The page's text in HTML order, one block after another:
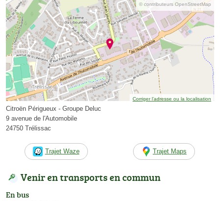
© contributeurs OpenStreetMap
Corriger l’adresse ou la localisation
Citroën Périgueux - Groupe Deluc
9 avenue de l'Automobile
24750 Trélissac
Trajet Waze Trajet Maps
Venir en transports en commun
En bus